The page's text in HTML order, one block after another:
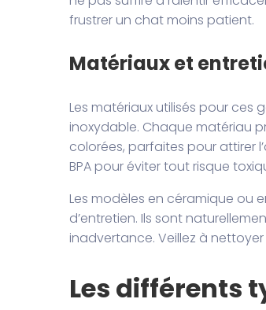
frustrer un chat moins patient.
Matériaux et
Les matériaux utilisés pour
inoxydable. Chaque matériau
colorées, parfaites pour attirer
BPA pour éviter tout risque
Les modèles en céramique ou
d’entretien. Ils sont
inadvertance. Veillez à
Les différents